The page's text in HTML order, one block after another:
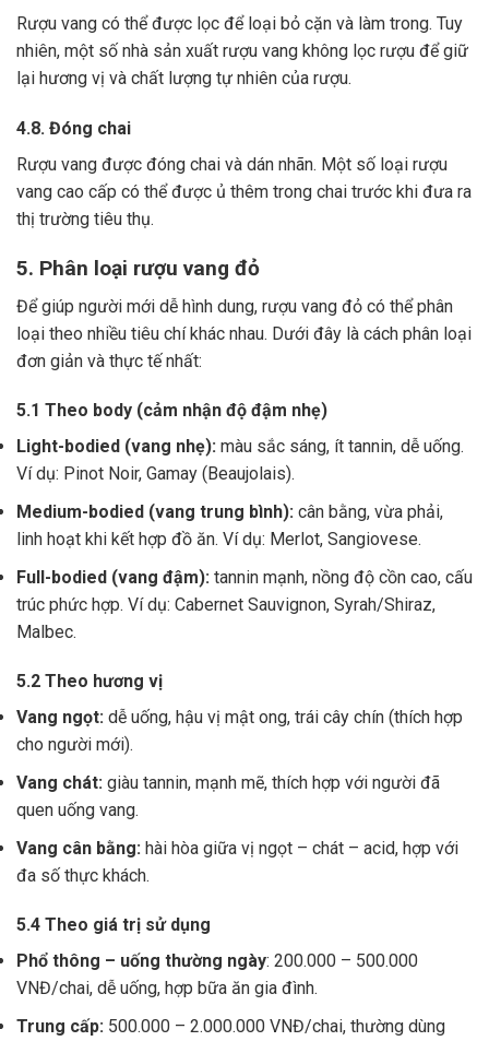
Rượu vang có thể được lọc để loại bỏ cặn và làm trong. Tuy
nhiên, một số nhà sản xuất rượu vang không lọc rượu để giữ
lại hương vị và chất lượng tự nhiên của rượu.
4.8. Đóng chai
Rượu vang được đóng chai và dán nhãn. Một số loại rượu
vang cao cấp có thể được ủ thêm trong chai trước khi đưa ra
thị trường tiêu thụ.
5. Phân loại rượu vang đỏ
Để giúp người mới dễ hình dung, rượu vang đỏ có thể phân
loại theo nhiều tiêu chí khác nhau. Dưới đây là cách phân loại
đơn giản và thực tế nhất:
5.1 Theo body (cảm nhận độ đậm nhẹ)
Light-bodied (vang nhẹ): màu sắc sáng, ít tannin, dễ uống.
Ví dụ: Pinot Noir, Gamay (Beaujolais).
Medium-bodied (vang trung bình): cân bằng, vừa phải,
linh hoạt khi kết hợp đồ ăn. Ví dụ: Merlot, Sangiovese.
Full-bodied (vang đậm): tannin mạnh, nồng độ cồn cao, cấu
trúc phức hợp. Ví dụ: Cabernet Sauvignon, Syrah/Shiraz,
Malbec.
5.2 Theo hương vị
Vang ngọt: dễ uống, hậu vị mật ong, trái cây chín (thích hợp
cho người mới).
Vang chát: giàu tannin, mạnh mẽ, thích hợp với người đã
quen uống vang.
Vang cân bằng: hài hòa giữa vị ngọt – chát – acid, hợp với
đa số thực khách.
5.4 Theo giá trị sử dụng
Phổ thông – uống thường ngày: 200.000 – 500.000
VNĐ/chai, dễ uống, hợp bữa ăn gia đình.
Trung cấp: 500.000 – 2.000.000 VNĐ/chai, thường dùng